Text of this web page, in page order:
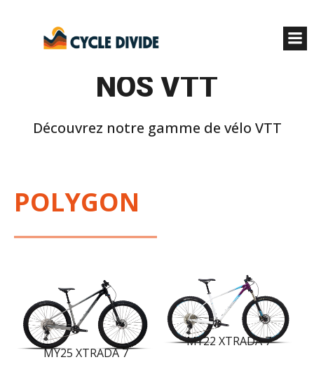
NOS VTT
Découvrez notre gamme de vélo VTT
POLYGON
MY25 XTRADA 7
MY22 XTRADA 7